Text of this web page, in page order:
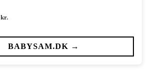
kr.
BABYSAM.DK →